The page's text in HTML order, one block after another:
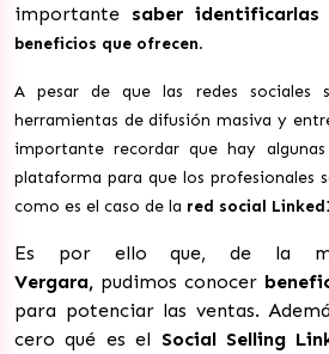
importante saber identificarlas
beneficios que ofrecen.
A pesar de que las redes sociales
herramientas de difusión masiva y
importante recordar que hay
plataforma para que los profesionales
como es el caso de la red social
Es por ello que, de la
Vergara, pudimos conocer
para potenciar las ventas.
cero qué es el Social Selling